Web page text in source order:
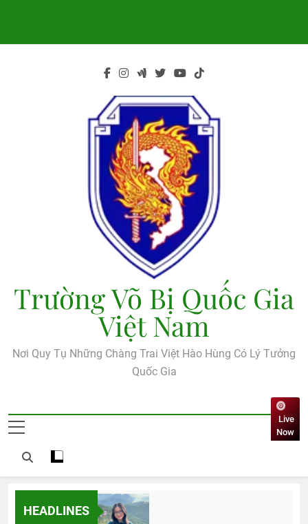
Trường Võ Bị Quốc Gia
Việt Nam
Nơi Quy Tụ Những Chàng Trai Việt Hào Hùng Có Lý Tưởng
Quốc Gia
Live
Now
HEADLINES